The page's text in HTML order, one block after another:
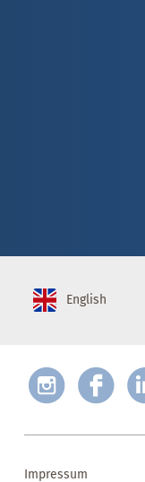
English
Impressum